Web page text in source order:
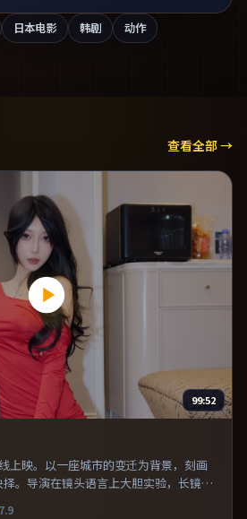
日本电影 韩剧 动作
查看全部 →
99:52
上映。以一座城市的变迁为背景，刻画
。导演在镜头语言上大胆实验，长镜头
片尾留白意味深长，值得二刷细品台词与
7.9